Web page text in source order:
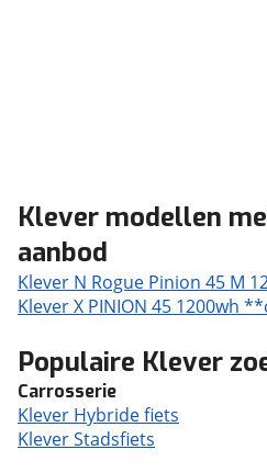
Klever modellen
aanbod
Klever N Rogue Pinion 45 M
Klever X PINION 45 1200wh
Populaire Klever
Carrosserie
Klever Hybride fiets
Klever Stadsfiets